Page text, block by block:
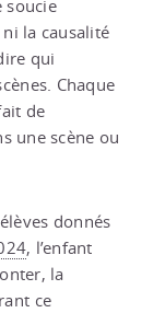
soucie
la causalité
qui
Chaque
de
une scène ou
donnés
, l’enfant
la
ce